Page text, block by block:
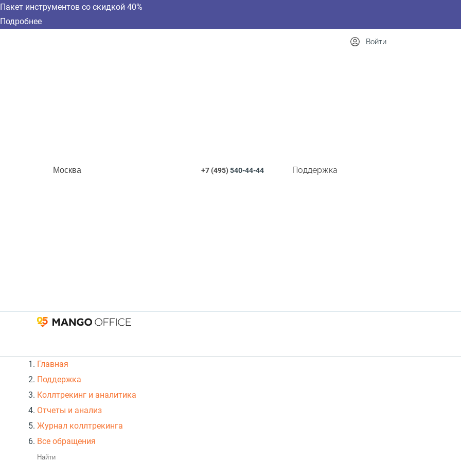
Пакет инструментов со скидкой 40%
Подробнее
Москва +7 (495)540-44-44 Поддержка
Войти
Главная
Поддержка
Коллтрекинг и аналитика
Отчеты и анализ
Журнал коллтрекинга
Все обращения